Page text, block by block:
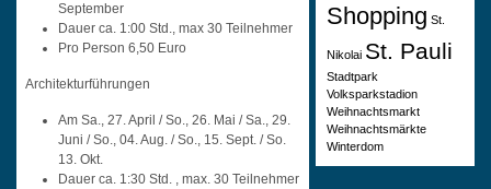
September
Dauer ca. 1:00 Std., max 30 Teilnehmer
Pro Person 6,50 Euro
Architekturführungen
Am Sa., 27. April / So., 26. Mai / Sa., 29.
Juni / So., 04. Aug. / So., 15. Sept. / So.
13. Okt.
Dauer ca. 1:30 Std. , max. 30 Teilnehmer
Shopping St.
Nikolai St. Pauli
Stadtpark
Volksparkstadion
Weihnachtsmarkt
Weihnachtsmärkte
Winterdom